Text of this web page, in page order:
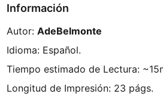
Información
Autor: AdeBelmonte
Idioma: Español.
Tiempo estimado de Lectura:
Longitud de Impresión: 23 págs.